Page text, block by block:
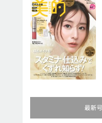
最新